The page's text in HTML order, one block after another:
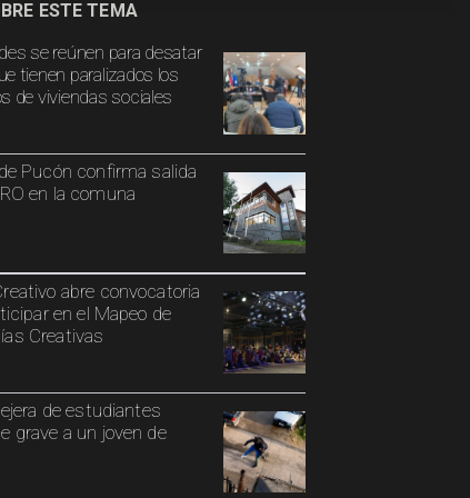
se reúnen para desatar
tienen paralizados los
de viviendas sociales
Pucón confirma salida
en la comuna
abre convocatoria
en el Mapeo de
Creativas
de estudiantes
grave a un joven de
ESTE TEMA